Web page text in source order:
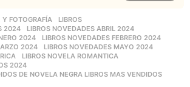
Y FOTOGRAFÍA ,LIBROS
2024
,LIBROS NOVEDADES ABRIL 2024
2024
,LIBROS NOVEDADES FEBRERO 2024
2024
,LIBROS NOVEDADES MAYO 2024
,LIBROS NOVELA ROMANTICA
2024
DE NOVELA NEGRA LIBROS MAS VENDIDOS